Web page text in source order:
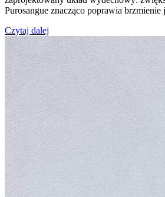
Purosangue znacząco poprawia
Czytaj dalej